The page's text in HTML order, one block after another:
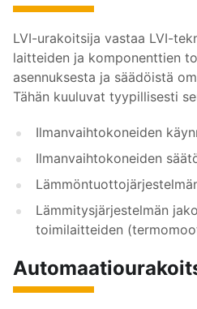
LVI-urakoitsija vastaa LVI-
laitteiden ja komponenttien
asennuksesta ja säädöistä
Tähän kuuluvat tyypillisesti
Ilmanvaihtokoneiden
Ilmanvaihtokoneiden
Lämmitysjärjestelmän
toimilaitteiden